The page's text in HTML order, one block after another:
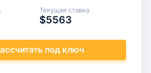
Текущая ставка
$5563
под ключ